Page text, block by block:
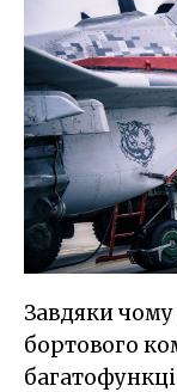
Завдяки
бортового